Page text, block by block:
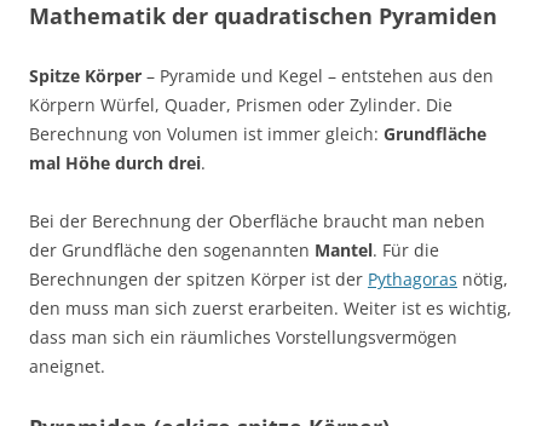
Mathematik der quadratischen Pyramiden
Spitze Körper – Pyramide und Kegel – entstehen aus den
Körpern Würfel, Quader, Prismen oder Zylinder. Die
Berechnung von Volumen ist immer gleich: Grundfläche
mal Höhe durch drei.
Bei der Berechnung der Oberfläche braucht man neben
der Grundfläche den sogenannten Mantel. Für die
Berechnungen der spitzen Körper ist der Pythagoras nötig,
den muss man sich zuerst erarbeiten. Weiter ist es wichtig,
dass man sich ein räumliches Vorstellungsvermögen
aneignet.